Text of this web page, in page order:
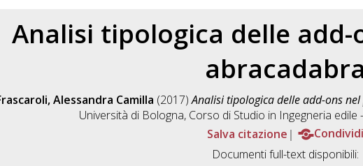
Analisi tipologica delle
abracadabra
Alessandra Camilla (2017)Analisi tipologica delle add-ons
Università di Bologna, Corso di Studio in Ingegneria
Salva citazione
Condividi
Documenti full-text disponibili: